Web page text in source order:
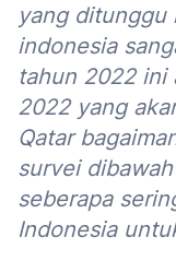
yang ditunggu
indonesia
tahun 2022 ini
2022 yang
Qatar
survei
seberapa
Indonesia